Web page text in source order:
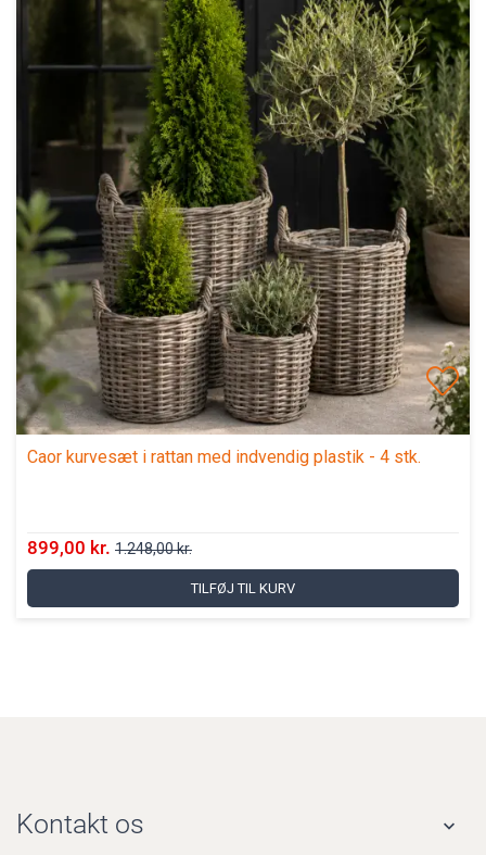
Caor kurvesæt i rattan med indvendig plastik - 4 stk.
899,00 kr. 1.248,00 kr.
TILFØJ TIL KURV
Kontakt os 